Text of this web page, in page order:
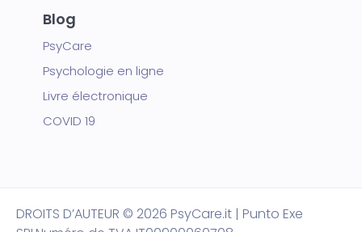
Blog
PsyCare
Psychologie en ligne
Livre électronique
COVID 19
DROITS D’AUTEUR © 2026 PsyCare.it | Punto Exe